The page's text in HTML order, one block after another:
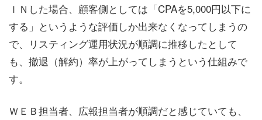
ＩＮした場合、顧客側としては「CPAを5,000円以下に
する」というような評価しか出来なくなってしまうの
で、リスティング運用状況が順調に推移したとして
も、撤退（解約）率が上がってしまうという仕組みで
す。
ＷＥＢ担当者、広報担当者が順調だと感じていても、